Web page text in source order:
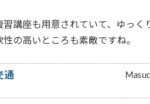
習講座も用意されていて、ゆっく
性の高いところも素敵ですね。
通